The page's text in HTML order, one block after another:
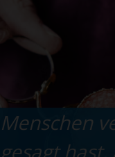
Menschen
gesagt